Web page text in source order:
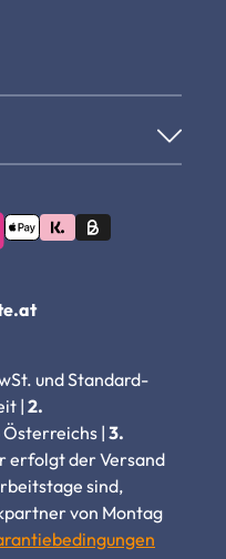
und Standard-
|2.
| 3.
erfolgt der Versand
sind,
von Montag